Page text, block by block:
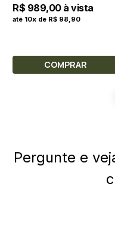
R$ 989,00 à vista
até 10x de R$ 98,90
COMPRAR
Pergunte e